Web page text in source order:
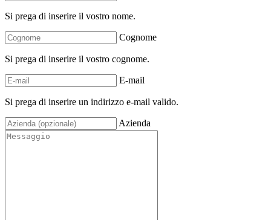
Si prega di inserire il vostro nome.
Cognome
Si prega di inserire il vostro cognome.
E-mail
Si prega di inserire un indirizzo e-mail valido.
Azienda